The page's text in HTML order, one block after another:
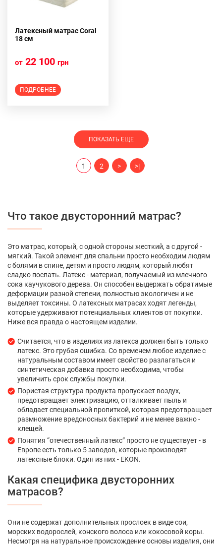
Латексный матрас Coral
18 см
от 22 100 грн
ПОДРОБНЕЕ
ПОКАЗАТЬ ЕЩЕ
1 2 > >|
Что такое двусторонний матрас?
Это матрас, который, с одной стороны жесткий, а с другой -
мягкий. Такой элемент для спальни просто необходим людям
с болями в спине, детям и просто людям, который любят
сладко поспать. Латекс - материал, получаемый из млечного
сока каучукового дерева. Он способен выдержать обратимые
деформации разной степени, полностью экологичен и не
выделяет токсины. О латексных матрасах ходят легенды,
которые удерживают потенциальных клиентов от покупки.
Ниже вся правда о настоящем изделии.
Считается, что в изделиях из латекса должен быть только
латекс. Это грубая ошибка. Со временем любое изделие с
натуральным составом имеет свойство разлагаться и
синтетическая добавка просто необходима, чтобы
увеличить срок службы покупки.
Пористая структура продукта пропускает воздух,
предотвращает электризацию, отталкивает пыль и
обладает специальной пропиткой, которая предотвращает
размножение вредоносных бактерий и не менее важно -
клещей.
Понятия “отечественный латекс” просто не существует - в
Европе есть только 5 заводов, которые производят
латексные блоки. Один из них - EKON.
Какая специфика двусторонних
матрасов?
Они не содержат дополнительных прослоек в виде сои,
морских водорослей, конского волоса или кокосовой коры. ​
Несмотря на натуральное происхождение основы изделия, они